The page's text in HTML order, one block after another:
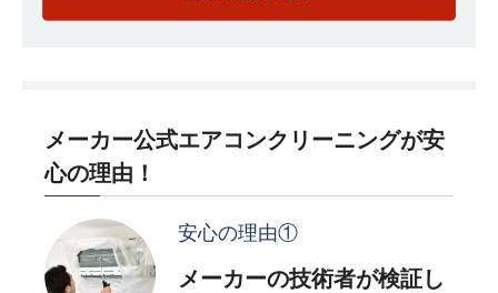
メーカー公式エアコンクリーニングが安
心の理由！
安心の理由①
メーカーの技術者が検証し